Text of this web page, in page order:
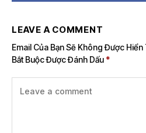
LEAVE A COMMENT
Email Của Bạn Sẽ Không Được
Bắt Buộc Được Đánh Dấu *